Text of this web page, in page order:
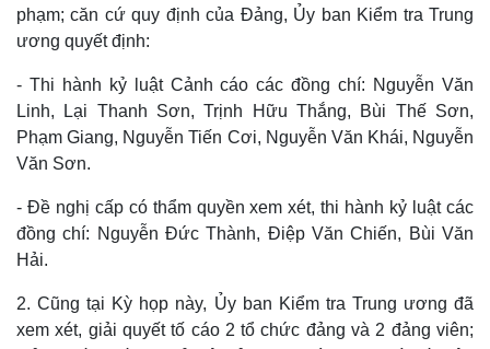
Kinh tế
Bất động sản
Khởi nghiệp
Giá vàng
Tiêu dùng
Chứng khoán
phạm; căn cứ quy định của Đảng, Ủy ban Kiểm tra Trung
ương quyết định:
- Thi hành kỷ luật Cảnh cáo các đồng chí: Nguyễn Văn
Linh, Lại Thanh Sơn, Trịnh Hữu Thắng, Bùi Thế Sơn,
Phạm Giang, Nguyễn Tiến Cơi, Nguyễn Văn Khái, Nguyễn
Văn Sơn.
- Đề nghị cấp có thẩm quyền xem xét, thi hành kỷ luật các
đồng chí: Nguyễn Đức Thành, Điệp Văn Chiến, Bùi Văn
Hải.
2. Cũng tại Kỳ họp này, Ủy ban Kiểm tra Trung ương đã
xem xét, giải quyết tố cáo 2 tổ chức đảng và 2 đảng viên;